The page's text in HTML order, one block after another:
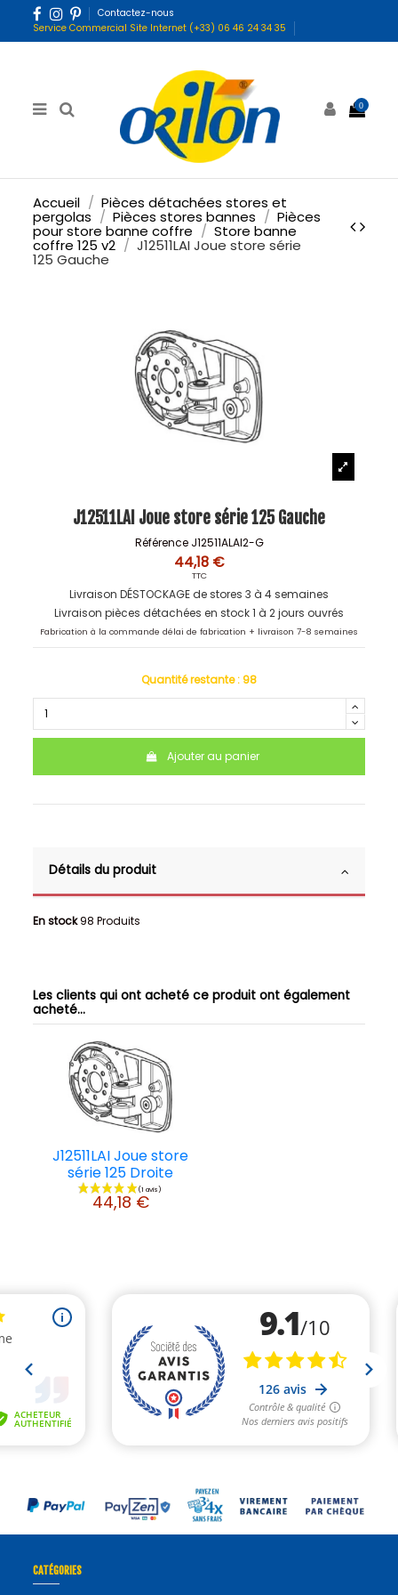
Contactez-nous
Service Commercial Site Internet (+33) 06 46 24 34 35
0
Accueil Pièces détachées stores et
pergolas Pièces stores bannes Pièces
pour store banne coffre Store banne
coffre 125 v2 J12511LAI Joue store série
125 Gauche
J12511LAI Joue store série 125 Gauche
Référence J12511ALAI2-G
44,18 €
TTC
Livraison DÉSTOCKAGE de stores 3 à 4 semaines
Livraison pièces détachées en stock 1 à 2 jours ouvrés
Fabrication à la commande délai de fabrication + livraison 7-8 semaines
Quantité restante : 98
Ajouter au panier
Détails du produit
En stock 98 Produits
Les clients qui ont acheté ce produit ont également
acheté...
J12511LAI Joue store
série 125 Droite
44,18 €
CATÉGORIES